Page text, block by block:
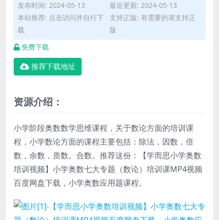
发布时间: 2024-05-13
最近更新: 2024-05-13
本站推荐: 点击访问并自行下
载
支持正版: 有需要的请支持正
版
免费下载
推荐下载地址
资源介绍：
小学阶段奥数数学思维课程，关于数论方面的培训课
程，小学数论方面的课程主要包括：除法，因数，倍
数，余数，质数。合数。推荐这份：【学而思小学奥数
培训视频】小学奥数七大专题（数论）培训课MP4视频
百度网盘下载，小学奥数应用题课程。